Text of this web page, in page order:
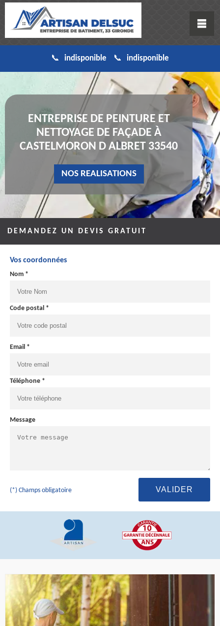
indisponible indisponible
ENTREPRISE DE PEINTURE ET
NETTOYAGE DE FAÇADE À
CASTELMORON D ALBRET 33540
NOS REALISATIONS
DEMANDEZ UN DEVIS GRATUIT
Vos coordonnées
Nom *
Code postal *
Email *
Téléphone *
Message
(*) Champs obligatoire